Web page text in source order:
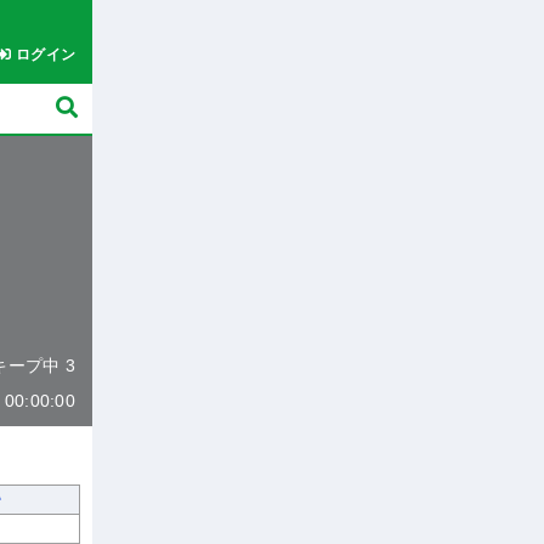
ログイン
ープ中 3
00:00:00